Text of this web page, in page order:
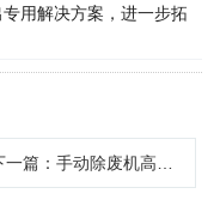
用解决方案，进一步拓
一篇 ：手动除废机高效清理废纸板必备工具